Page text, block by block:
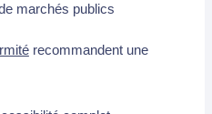
marchés publics
recommandent une